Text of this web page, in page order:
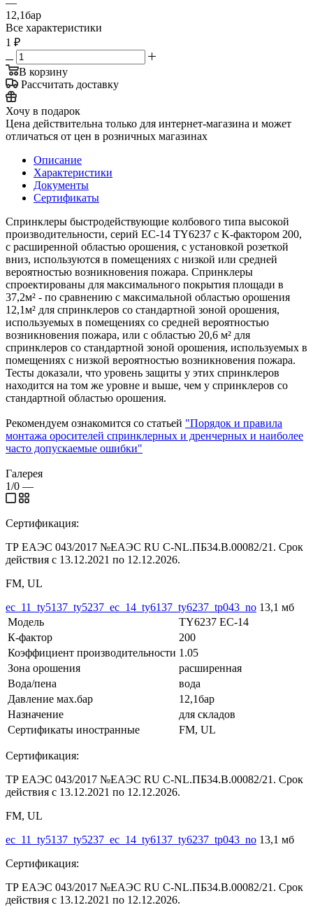
12,1бар
Все характеристики
1 ₽
В корзину
Рассчитать доставку
Хочу в подарок
Цена действительна только для интернет-магазина и может
отличаться от цен в розничных магазинах
Описание
Характеристики
Документы
Сертификаты
Спринклеры быстродействующие колбового типа высокой
производительности, серий EC-14 TY6237 с K-фактором 200,
с расширенной областью орошения, с установкой розеткой
вниз, используются в помещениях с низкой или средней
вероятностью возникновения пожара. Спринклеры
спроектированы для максимального покрытия площади в
37,2м² - по сравнению с максимальной областью орошения
12,1м² для спринклеров со стандартной зоной орошения,
используемых в помещениях со средней вероятностью
возникновения пожара, или с областью 20,6 м² для
спринклеров со стандартной зоной орошения, используемых в
помещениях с низкой вероятностью возникновения пожара.
Тесты доказали, что уровень защиты у этих спринклеров
находится на том же уровне и выше, чем у спринклеров со
стандартной областью орошения.
Рекомендуем ознакомится со статьей "Порядок и правила
монтажа оросителей спринклерных и дренчерных и наиболее
часто допускаемые ошибки"
Галерея
1/0 —
Сертификация:
ТР ЕАЭС 043/2017 №ЕАЭС RU C-NL.ПБ34.В.00082/21. Срок
действия с 13.12.2021 по 12.12.2026.
FM, UL
ec_11_ty5137_ty5237_ec_14_ty6137_ty6237_tp043_no 13,1 мб
Модель
TY6237 EC-14
К-фактор
200
Коэффициент производительности 1.05
Зона орошения
расширенная
Вода/пена
вода
Давление мах.бар
12,1бар
Назначение
для складов
Сертификаты иностранные
FM, UL
Сертификация:
ТР ЕАЭС 043/2017 №ЕАЭС RU C-NL.ПБ34.В.00082/21. Срок
действия с 13.12.2021 по 12.12.2026.
FM, UL
ec_11_ty5137_ty5237_ec_14_ty6137_ty6237_tp043_no 13,1 мб
Сертификация:
ТР ЕАЭС 043/2017 №ЕАЭС RU C-NL.ПБ34.В.00082/21. Срок
действия с 13.12.2021 по 12.12.2026.